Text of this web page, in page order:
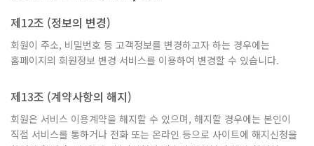
제12조 (정보의 변경)
회원이 주소, 비밀번호 등 고객정보를 변경하고자 하는 경우에는
홈페이지의 회원정보 변경 서비스를 이용하여 변경할 수 있습니다.
제13조 (계약사항의 해지)
회원은 서비스 이용계약을 해지할 수 있으며, 해지할 경우에는 본인이
직접 서비스를 통하거나 전화 또는 온라인 등으로 사이트에 해지신청을